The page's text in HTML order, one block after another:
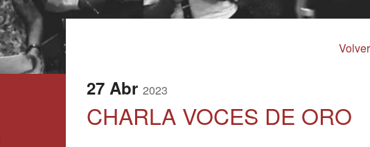
27 Abr 2023
CHARLA VOCES DE ORO